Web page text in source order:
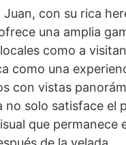
Juan, con su rica
una amplia
como a
como una
con vistas
no solo satisface el
que permanece